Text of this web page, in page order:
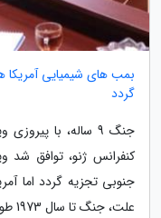
بمب های شیمیایی آمریکا
گردد
کنفرانس ژنو، توافق شد
جنوبی تجزیه گردد اما
علت، جنگ تا سال 1973 طول کشید.